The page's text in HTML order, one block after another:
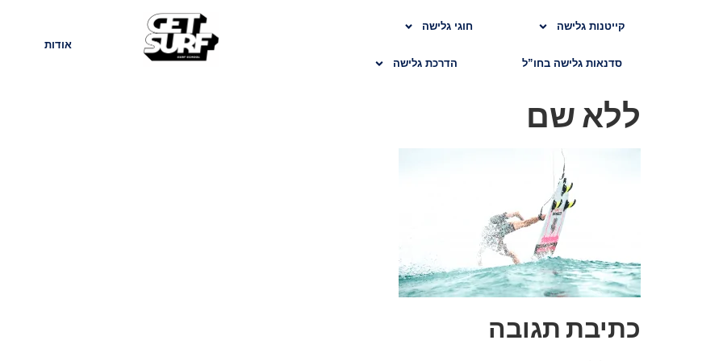
קייטנות גלישה חוגי גלישה
סדנאות גלישה בחו”ל הדרכת גלישה
בלוג אודות
ללא שם
כתיבת תגובה